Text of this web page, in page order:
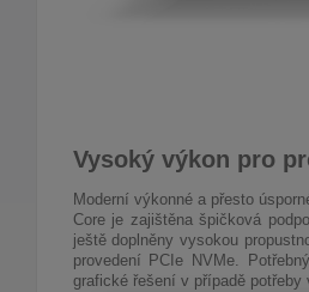
Vysoký výkon pro
Moderní výkonné a přesto
Core je zajištěna špičková
ještě doplněny vysokou
provedení PCIe NVMe.
grafické řešení v případě